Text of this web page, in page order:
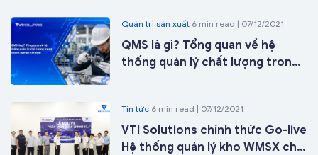
Quản trị sản xuất 6 min read | 07/12/2021
QMS là gì? Tổng quan về hệ
thống quản lý chất lượng trong
Tin tức 6 min read | 07/12/2021
VTI Solutions chính thức Go-live
Hệ thống quản lý kho WMSX cho